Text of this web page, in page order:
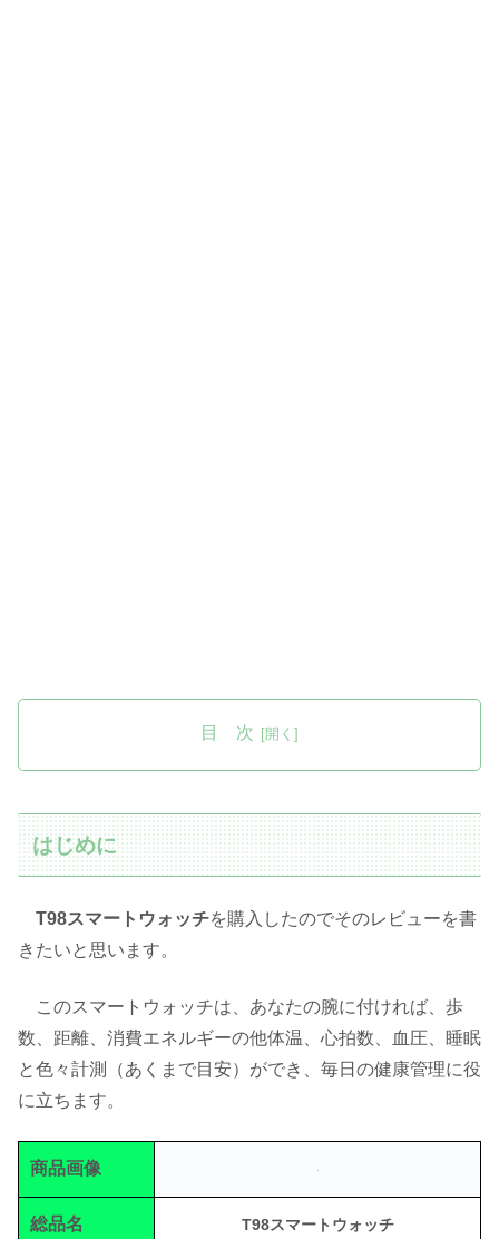
目 次
はじめに
T98スマートウォッチを購入したのでそのレビューを書
きたいと思います。
このスマートウォッチは、あなたの腕に付ければ、歩
数、距離、消費エネルギーの他体温、心拍数、血圧、睡眠
と色々計測（あくまで目安）ができ、毎日の健康管理に役
に立ちます。
商品画像
総品名 T98スマートウォッチ